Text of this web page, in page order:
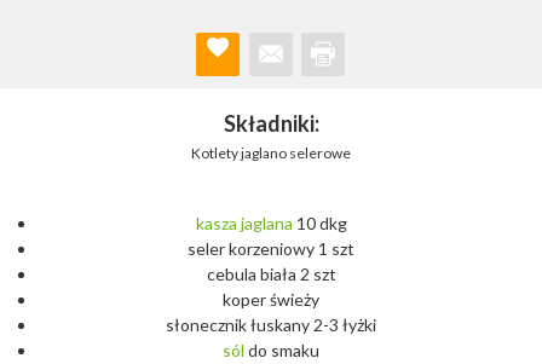
Składniki:
Kotlety jaglano selerowe
kasza jaglana 10 dkg
seler korzeniowy 1 szt
cebula biała 2 szt
koper świeży
słonecznik łuskany 2-3 łyżki
sól do smaku